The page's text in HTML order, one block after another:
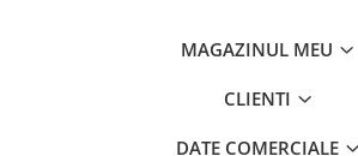
MAGAZINUL MEU
CLIENTI
DATE COMERCIALE